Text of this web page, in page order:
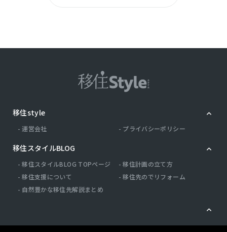
検査済証・BELS/省エネ基準適合認定建築物・
第R08SHC104274号 国土法届出:不要 述べ床面
積:90.91m2/南西
取引態様
移住style
運営会社 プライバシーポリシー
移住スタイルBLOG
移住スタイルBLOG TOPページ
移住計画の立て方
移住支援について
移住先のでリフォーム
自然豊かな移住先解説まとめ